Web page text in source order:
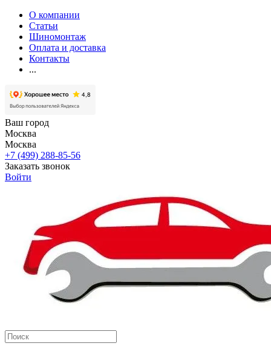
О компании
Статьи
Шиномонтаж
Оплата и доставка
Контакты
...
Ваш город
Москва
Москва
+7 (499) 288-85-56
Заказать звонок
Войти